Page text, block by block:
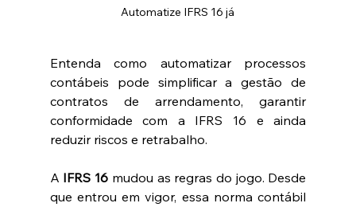
Automatize IFRS 16 já
Entenda como automatizar processos
contábeis pode simplificar a gestão de
contratos de arrendamento, garantir
conformidade com a IFRS 16 e ainda
reduzir riscos e retrabalho.
A IFRS 16 mudou as regras do jogo. Desde
que entrou em vigor, essa norma contábil